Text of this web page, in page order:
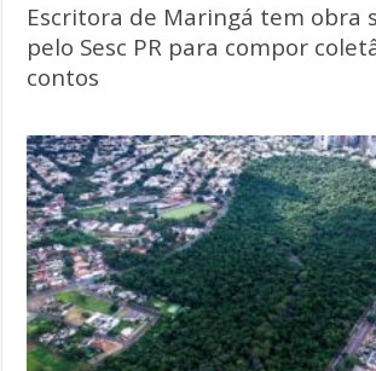
Escritora de Maringá tem obra
pelo Sesc PR para compor
contos